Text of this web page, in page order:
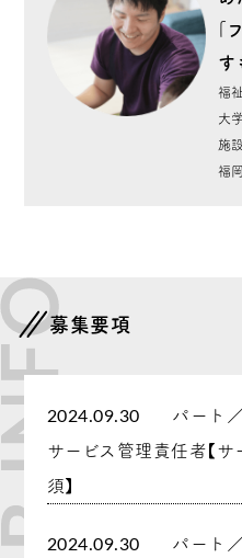
す
福
大
施
福
募集要項
2024.09.30
パート
サービス管理責任者【
須】
2024.09.30
パート